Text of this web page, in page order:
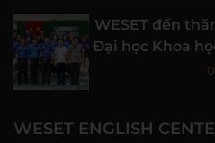
WESET đến
Đại học Khoa
WESET ENGLISH